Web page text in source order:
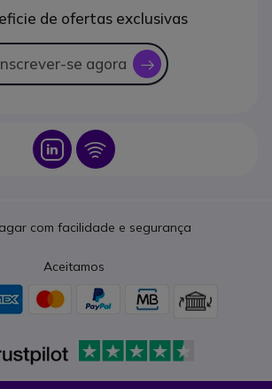
de ofertas exclusivas
se agora icon
Icon Icon
com facilidade e segurança
Aceitamos